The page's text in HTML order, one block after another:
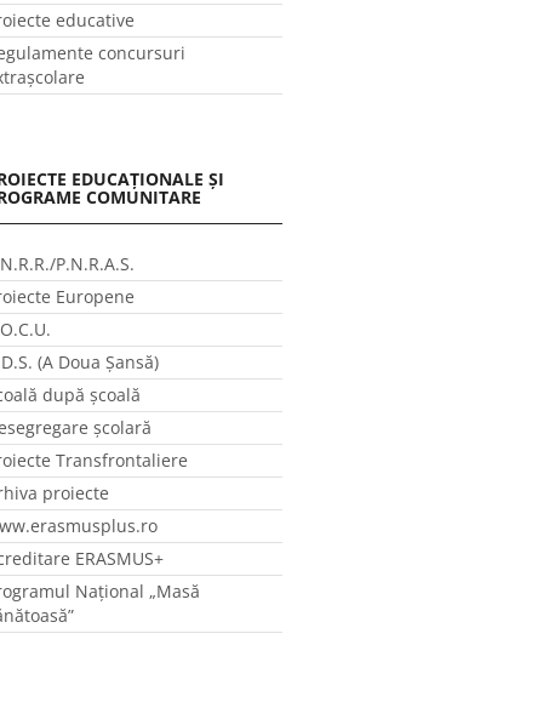
educative
concursuri
EDUCAȚIONALE ȘI
COMUNITARE
P.N.R.A.S.
Europene
(A Doua Șansă)
după școală
școlară
Transfrontaliere
proiecte
ERASMUS+
Național „Masă